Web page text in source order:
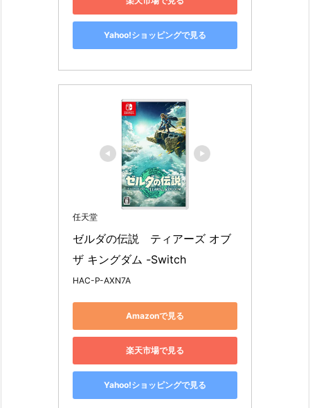
Yahoo!ショッピングで見る
任天堂
ゼルダの伝説　ティアーズ オブ
ザ キングダム -Switch
HAC-P-AXN7A
Amazonで見る
楽天市場で見る
Yahoo!ショッピングで見る